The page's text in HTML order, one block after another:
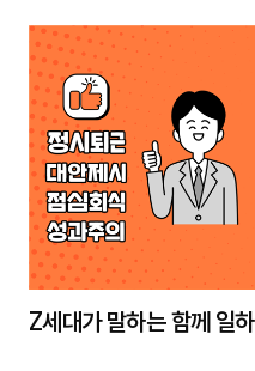
Z세대가 말하는 함께 일